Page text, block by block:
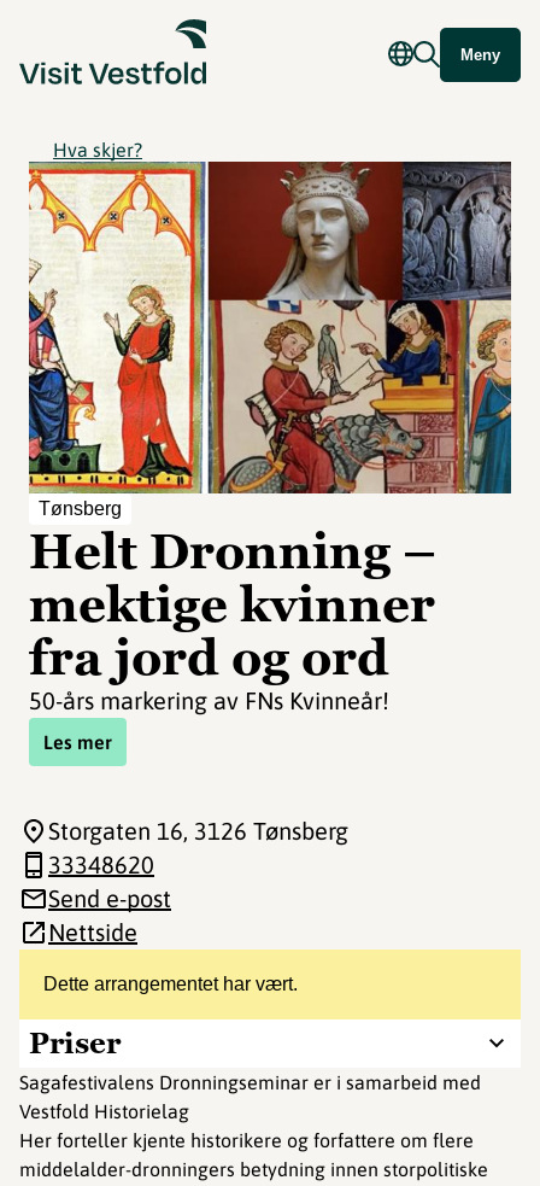
Meny
Hva skjer?
Tønsberg
Helt Dronning –
mektige kvinner
fra jord og ord
50-års markering av FNs Kvinneår!
Les mer
Dette arrangementet har vært.
Priser
Sagafestivalens Dronningseminar er i samarbeid med
Vestfold Historielag
Her forteller kjente historikere og forfattere om flere
middelalder-dronningers betydning innen storpolitiske
Storgaten 16, 3126 Tønsberg
33348620
Send e-post
Nettside